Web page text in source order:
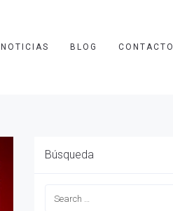
NOTICIAS BLOG CONTACTO
Búsqueda